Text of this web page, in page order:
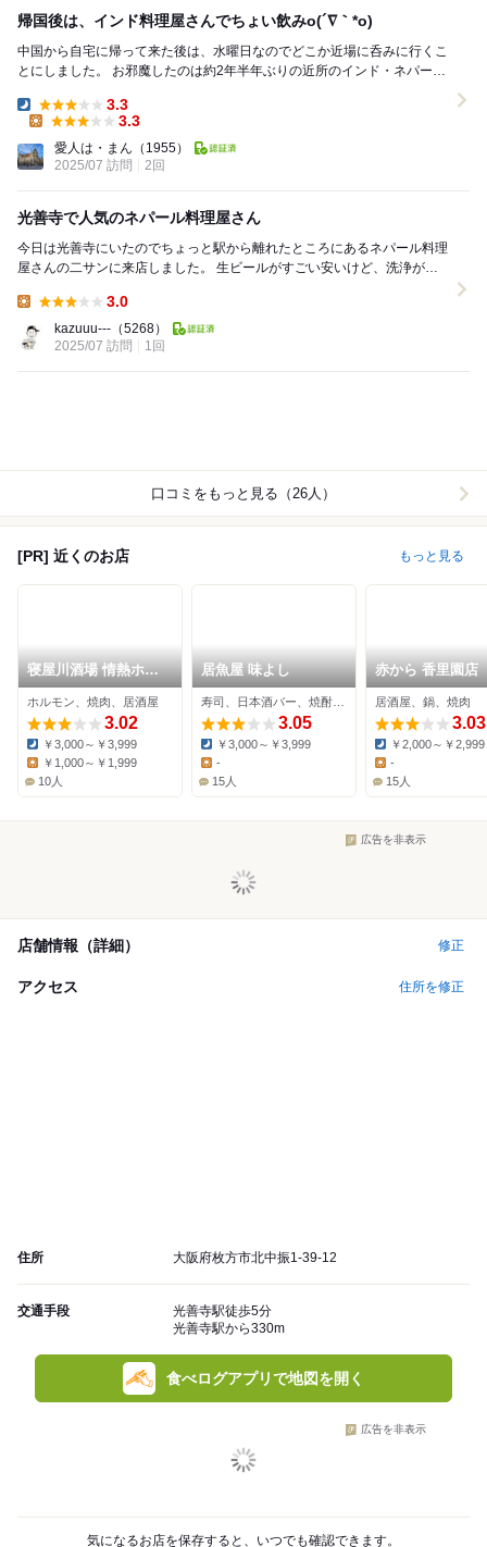
帰国後は、インド料理屋さんでちょい飲みo(´∇｀*o)
中国から自宅に帰って来た後は、水曜日なのでどこか近場に呑みに行くこ
とにしました。 お邪魔したのは約2年半年ぶりの近所のインド・ネパール
Dinner:
3.3
3.3
愛人は・まん （1955）
2025/07 訪問
2回
光善寺で人気のネパール料理屋さん
今日は光善寺にいたのでちょっと駅から離れたところにあるネパール料理
屋さんの二サンに来店しました。 生ビールがすごい安いけど、洗浄が読
3.0
kazuuu--- （5268）
2025/07 訪問
1回
口コミをもっと見る（26人）
[PR] 近くのお店 もっと見る
寝屋川酒場 情熱ホル
モン
ホルモン、焼肉、居酒屋
3.02
Dinner:
￥3,000～￥3,999
Lunch:
￥1,000～￥1,999
10人
居魚屋 味よし
3.05
Dinner:
￥3,000～￥3,999
Lunch:
-
15人
赤から 香里園店
居酒屋、鍋、焼肉
3.03
Dinner:
￥2,000～￥2,999
Lunch:
-
15人
広告を非表示
店舗情報（詳細） 修正
アクセス 住所を修正
住所 大阪府枚方市北中振1-39-12
交通手段
光善寺駅徒歩5分
光善寺駅から330m
食べログアプリで地図を開く
広告を非表示
気になるお店を保存すると、いつでも確認できます。